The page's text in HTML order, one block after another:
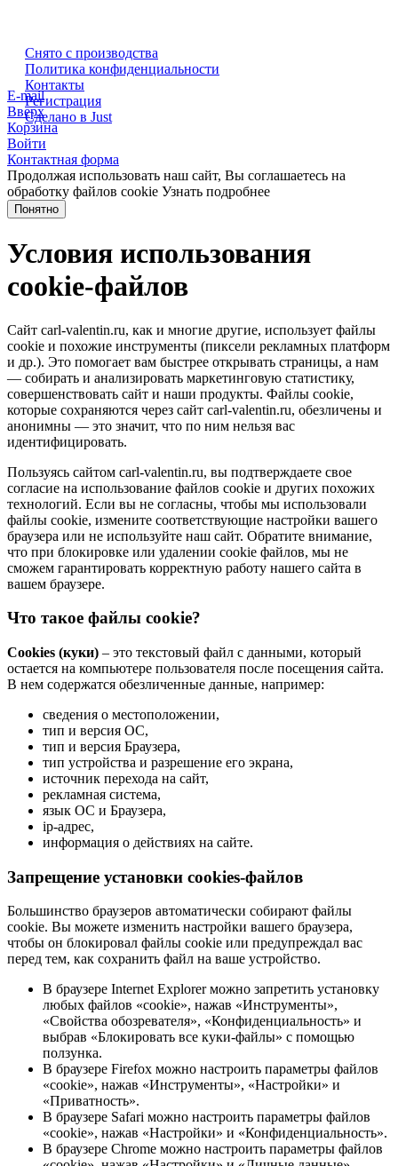
Снято с производства
Политика конфиденциальности
Контакты
Регистрация
Сделано в Just
E-mail
Вверх
Корзина
Войти
Контактная форма
Продолжая использовать наш сайт, Вы соглашаетесь на
обработку файлов cookie Узнать подробнее
Понятно
Условия использования
cookie-файлов
Сайт carl-valentin.ru, как и многие другие, использует файлы
cookie и похожие инструменты (пиксели рекламных платформ
и др.). Это помогает вам быстрее открывать страницы, а нам
— собирать и анализировать маркетинговую статистику,
совершенствовать сайт и наши продукты. Файлы сookie,
которые сохраняются через сайт carl-valentin.ru, обезличены и
анонимны — это значит, что по ним нельзя вас
идентифицировать.
Пользуясь сайтом carl-valentin.ru, вы подтверждаете свое
согласие на использование файлов cookie и других похожих
технологий. Если вы не согласны, чтобы мы использовали
файлы cookie, измените соответствующие настройки вашего
браузера или не используйте наш сайт. Обратите внимание,
что при блокировке или удалении cookie файлов, мы не
сможем гарантировать корректную работу нашего сайта в
вашем браузере.
Что такое файлы cookie?
Cookies (куки) – это текстовый файл с данными, который
остается на компьютере пользователя после посещения сайта.
В нем содержатся обезличенные данные, например:
сведения о местоположении,
тип и версия ОС,
тип и версия Браузера,
тип устройства и разрешение его экрана,
источник перехода на сайт,
рекламная система,
язык ОС и Браузера,
ip-адрес,
информация о действиях на сайте.
Запрещение установки cookies-файлов
Большинство браузеров автоматически собирают файлы
cookie. Вы можете изменить настройки вашего браузера,
чтобы он блокировал файлы cookie или предупреждал вас
перед тем, как сохранить файл на ваше устройство.
В браузере Internet Explorer можно запретить установку
любых файлов «cookie», нажав «Инструменты»,
«Свойства обозревателя», «Конфиденциальность» и
выбрав «Блокировать все куки-файлы» с помощью
ползунка.
В браузере Firefox можно настроить параметры файлов
«cookie», нажав «Инструменты», «Настройки» и
«Приватность».
В браузере Safari можно настроить параметры файлов
«cookie», нажав «Настройки» и «Конфиденциальность».
В браузере Chrome можно настроить параметры файлов